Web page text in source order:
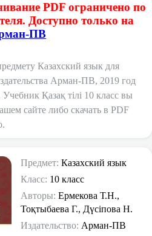
PDF ограничено по
Доступно только на
ПВ
Казахский язык для
Арман-ПВ, 2019 год
Қазақ тілі 10 класс вы
сайте либо скачать в PDF
Предмет: Казахский язык
Класс: 10 класс
Авторы: Ермекова Т.Н.,
Тоқтыбаева Г., Дүсіпова Н.
Издательство: Арман-ПВ